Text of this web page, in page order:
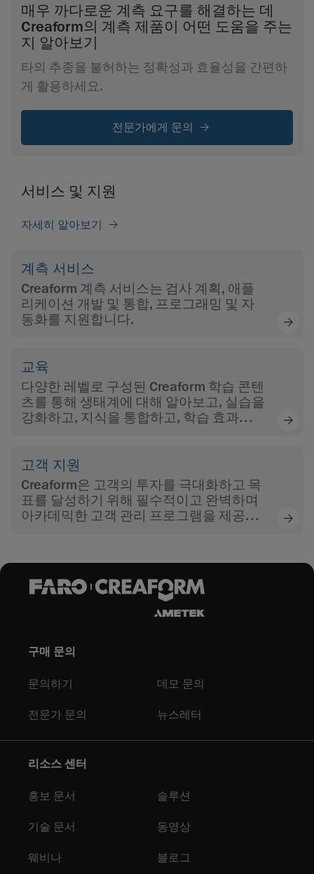
매우 까다로운 계측 요구를 해결하는 데
Creaform의 계측 제품이 어떤 도움을 주는
지 알아보기
타의 추종을 불허하는 정확성과 효율성을 간편하
게 활용하세요.
전문가에게 문의
서비스 및 지원
자세히 알아보기
계측 서비스
Creaform 계측 서비스는 검사 계획, 애플
리케이션 개발 및 통합, 프로그래밍 및 자
동화를 지원합니다.
교육
다양한 레벨로 구성된 Creaform 학습 콘텐
츠를 통해 생태계에 대해 알아보고, 실습을
강화하고, 지식을 통합하고, 학습 효과를
고객 지원
Creaform은 고객의 투자를 극대화하고 목
표를 달성하기 위해 필수적이고 완벽하며
아카데믹한 고객 관리 프로그램을 제공합
구매 문의
문의하기 데모 문의
전문가 문의 뉴스레터
리소스 센터
홍보 문서 솔루션
기술 문서 동영상
웨비나 블로그